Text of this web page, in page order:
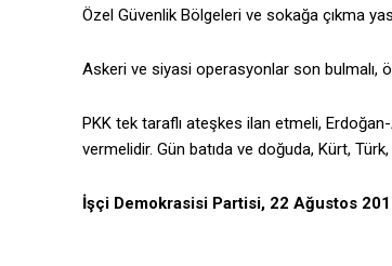
Özel Güvenlik Bölgeleri ve sokağa çıkma
Askeri ve siyasi operasyonlar son bulmalı,
PKK tek taraflı ateşkes ilan etmeli,
vermelidir. Gün batıda ve doğuda, Kürt,
İşçi Demokrasisi Partisi, 22 Ağustos